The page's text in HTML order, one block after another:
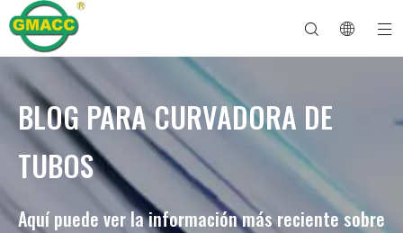
BLOG PARA CURVADORA DE
TUBOS
Aquí puede ver la información más reciente sobre